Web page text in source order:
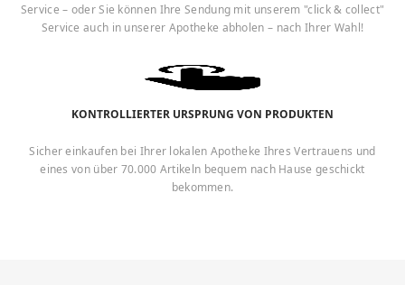
Service – oder Sie können Ihre Sendung mit unserem "click & collect"
Service auch in unserer Apotheke abholen – nach Ihrer Wahl!
KONTROLLIERTER URSPRUNG VON PRODUKTEN
Sicher einkaufen bei Ihrer lokalen Apotheke Ihres Vertrauens und
eines von über 70.000 Artikeln bequem nach Hause geschickt
bekommen.